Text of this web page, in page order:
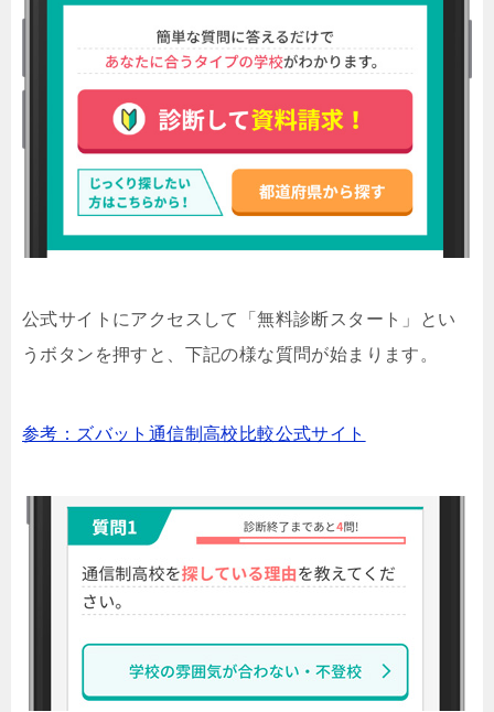
公式サイトにアクセスして「無料診断スタート」とい
うボタンを押すと、下記の様な質問が始まります。
参考：ズバット通信制高校比較公式サイト